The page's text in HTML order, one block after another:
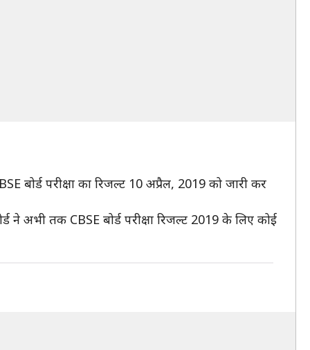
बोर्ड परीक्षा का रिजल्ट 10 अप्रैल, 2019 को जारी कर
ने अभी तक CBSE बोर्ड परीक्षा रिजल्ट 2019 के लिए कोई